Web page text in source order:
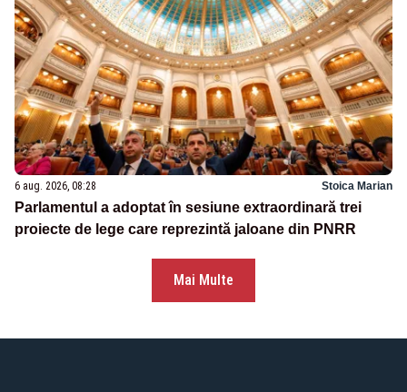
6 aug. 2026, 08:28 Stoica Marian
Parlamentul a adoptat în sesiune extraordinară trei
proiecte de lege care reprezintă jaloane din PNRR
Mai Multe